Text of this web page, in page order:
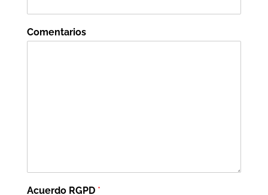
Comentarios
Acuerdo RGPD *